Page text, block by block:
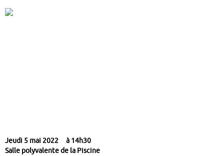
Jeudi 5 mai 2022 à 14h30
Salle polyvalente de la Piscine